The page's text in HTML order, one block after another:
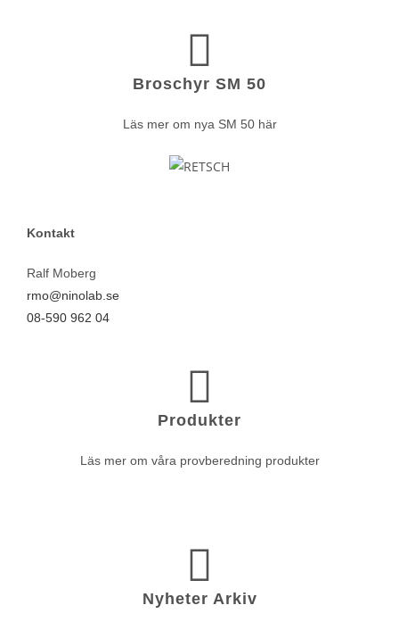
Broschyr SM 50
Läs mer om nya SM 50 här
Kontakt
Ralf Moberg
rmo@ninolab.se
08-590 962 04
Produkter
Läs mer om våra provberedning produkter
Nyheter Arkiv